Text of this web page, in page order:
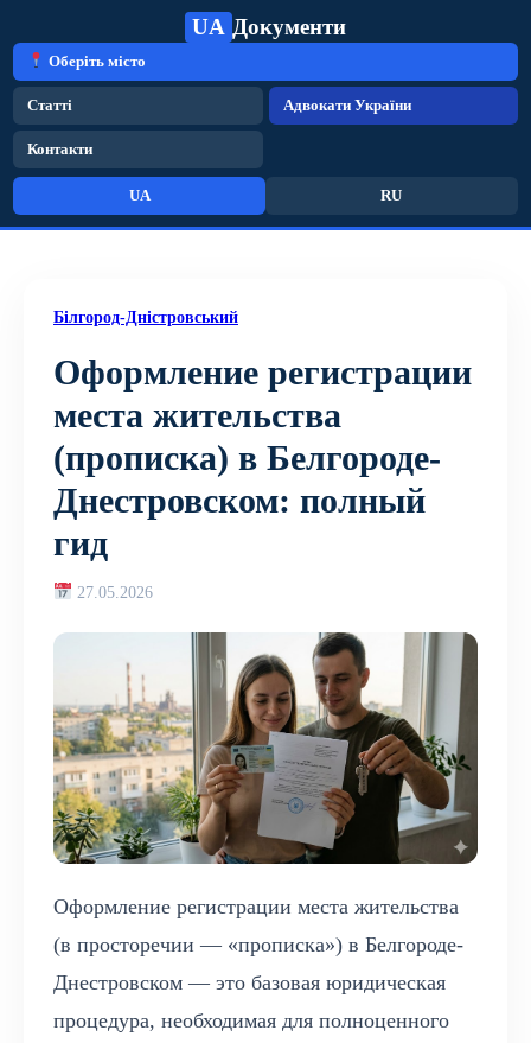
UA Документи
Оберіть місто
Статті Адвокати України
Контакти
UA RU
Білгород-Дністровський
Оформление регистрации
места жительства
(прописка) в Белгороде-
Днестровском: полный
гид
27.05.2026
Оформление регистрации места жительства
(в просторечии — «прописка») в Белгороде-
Днестровском — это базовая юридическая
процедура, необходимая для полноценного